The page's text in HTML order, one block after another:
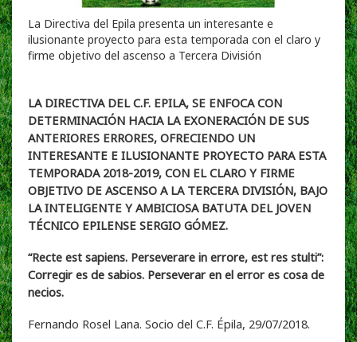
La Directiva del Epila presenta un interesante e
ilusionante proyecto para esta temporada con el claro y
firme objetivo del ascenso a Tercera División
LA DIRECTIVA DEL C.F. EPILA, SE ENFOCA CON
DETERMINACIÓN HACIA LA EXONERACIÓN DE SUS
ANTERIORES ERRORES, OFRECIENDO UN
INTERESANTE E ILUSIONANTE PROYECTO PARA ESTA
TEMPORADA 2018-2019, CON EL CLARO Y FIRME
OBJETIVO DE ASCENSO A LA TERCERA DIVISIÓN, BAJO
LA INTELIGENTE Y AMBICIOSA BATUTA DEL JOVEN
TÉCNICO EPILENSE SERGIO GÓMEZ.
“Recte est sapiens. Perseverare in errore, est res stulti”:
Corregir es de sabios. Perseverar en el error es cosa de
necios.
Fernando Rosel Lana. Socio del C.F. Épila, 29/07/2018.